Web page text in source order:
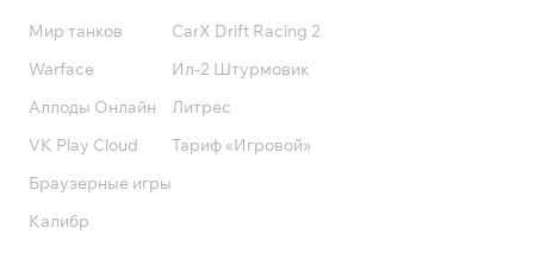
Мир танков
Warface
Аллоды Онлайн
VK Play Cloud
Браузерные игры
Калибр
CarX Drift Racing 2
Ил-2 Штурмовик
Литрес
Тариф «Игровой»